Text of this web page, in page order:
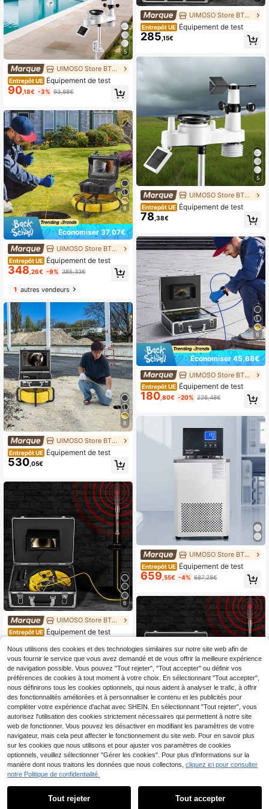
5
UIMOSO Store BTG EU
Entrepôt UE Équipement de test
90,18€ -3% 93,88€
8
Économiser 37,07€
UIMOSO Store BTG EU
Entrepôt UE Équipement de test
348 ,26€ -9% 385,33€
1autres vendeurs
8
UIMOSO Store BTG EU
Entrepôt UE Équipement de test
530 ,05€
6
UIMOSO Store BTG EU
Entrepôt UE Équipement de test
UIMOSO Store BTG EU
Entrepôt UE Équipement de test
285 ,15€
5
UIMOSO Store BTG EU
Entrepôt UE Équipement de test
78 ,38€
8
Économiser 45,68€
UIMOSO Store BTG EU
Entrepôt UE Équipement de test
180,80€ -20% 226,48€
UIMOSO Store BTG EU
Entrepôt UE Équipement de test
659 ,55€ -4% 687,28€
Économiser 53,55€
UIMOSO Store BTG EU
Entrepôt UE Équipement de test
201 ,22€ -21% 254,77€
1
Nous utilisons des cookies et des technologies similaires sur notre site web afin de
vous fournir le service que vous avez demandé et de vous offrir la meilleure expérience
de navigation possible. Vous pouvez "Tout rejeter", "Tout accepter" ou définir vos
préférences de cookies à tout moment à votre choix. En sélectionnant "Tout accepter",
nous définirons tous les cookies optionnels, qui nous aident à analyser le trafic, à offrir
des fonctionnalités améliorées et à personnaliser le contenu et les publicités pour
compléter votre expérience d'achat avec SHEIN. En sélectionnant "Tout rejeter", vous
autorisez l'utilisation des cookies strictement nécessaires qui permettent à notre site
web de fonctionner. Vous pouvez les désactiver en modifiant les paramètres de votre
navigateur, mais cela peut affecter le fonctionnement du site web. Pour en savoir plus
sur les cookies que nous utilisons et pour ajuster vos paramètres de cookies
optionnels, veuillez sélectionner "Gérer les cookies". Pour plus d'informations sur la
manière dont nous traitons les données que nous collectons, cliquez ici pour consulter
notre Politique de confidentialité.
Tout rejeter Tout accepter